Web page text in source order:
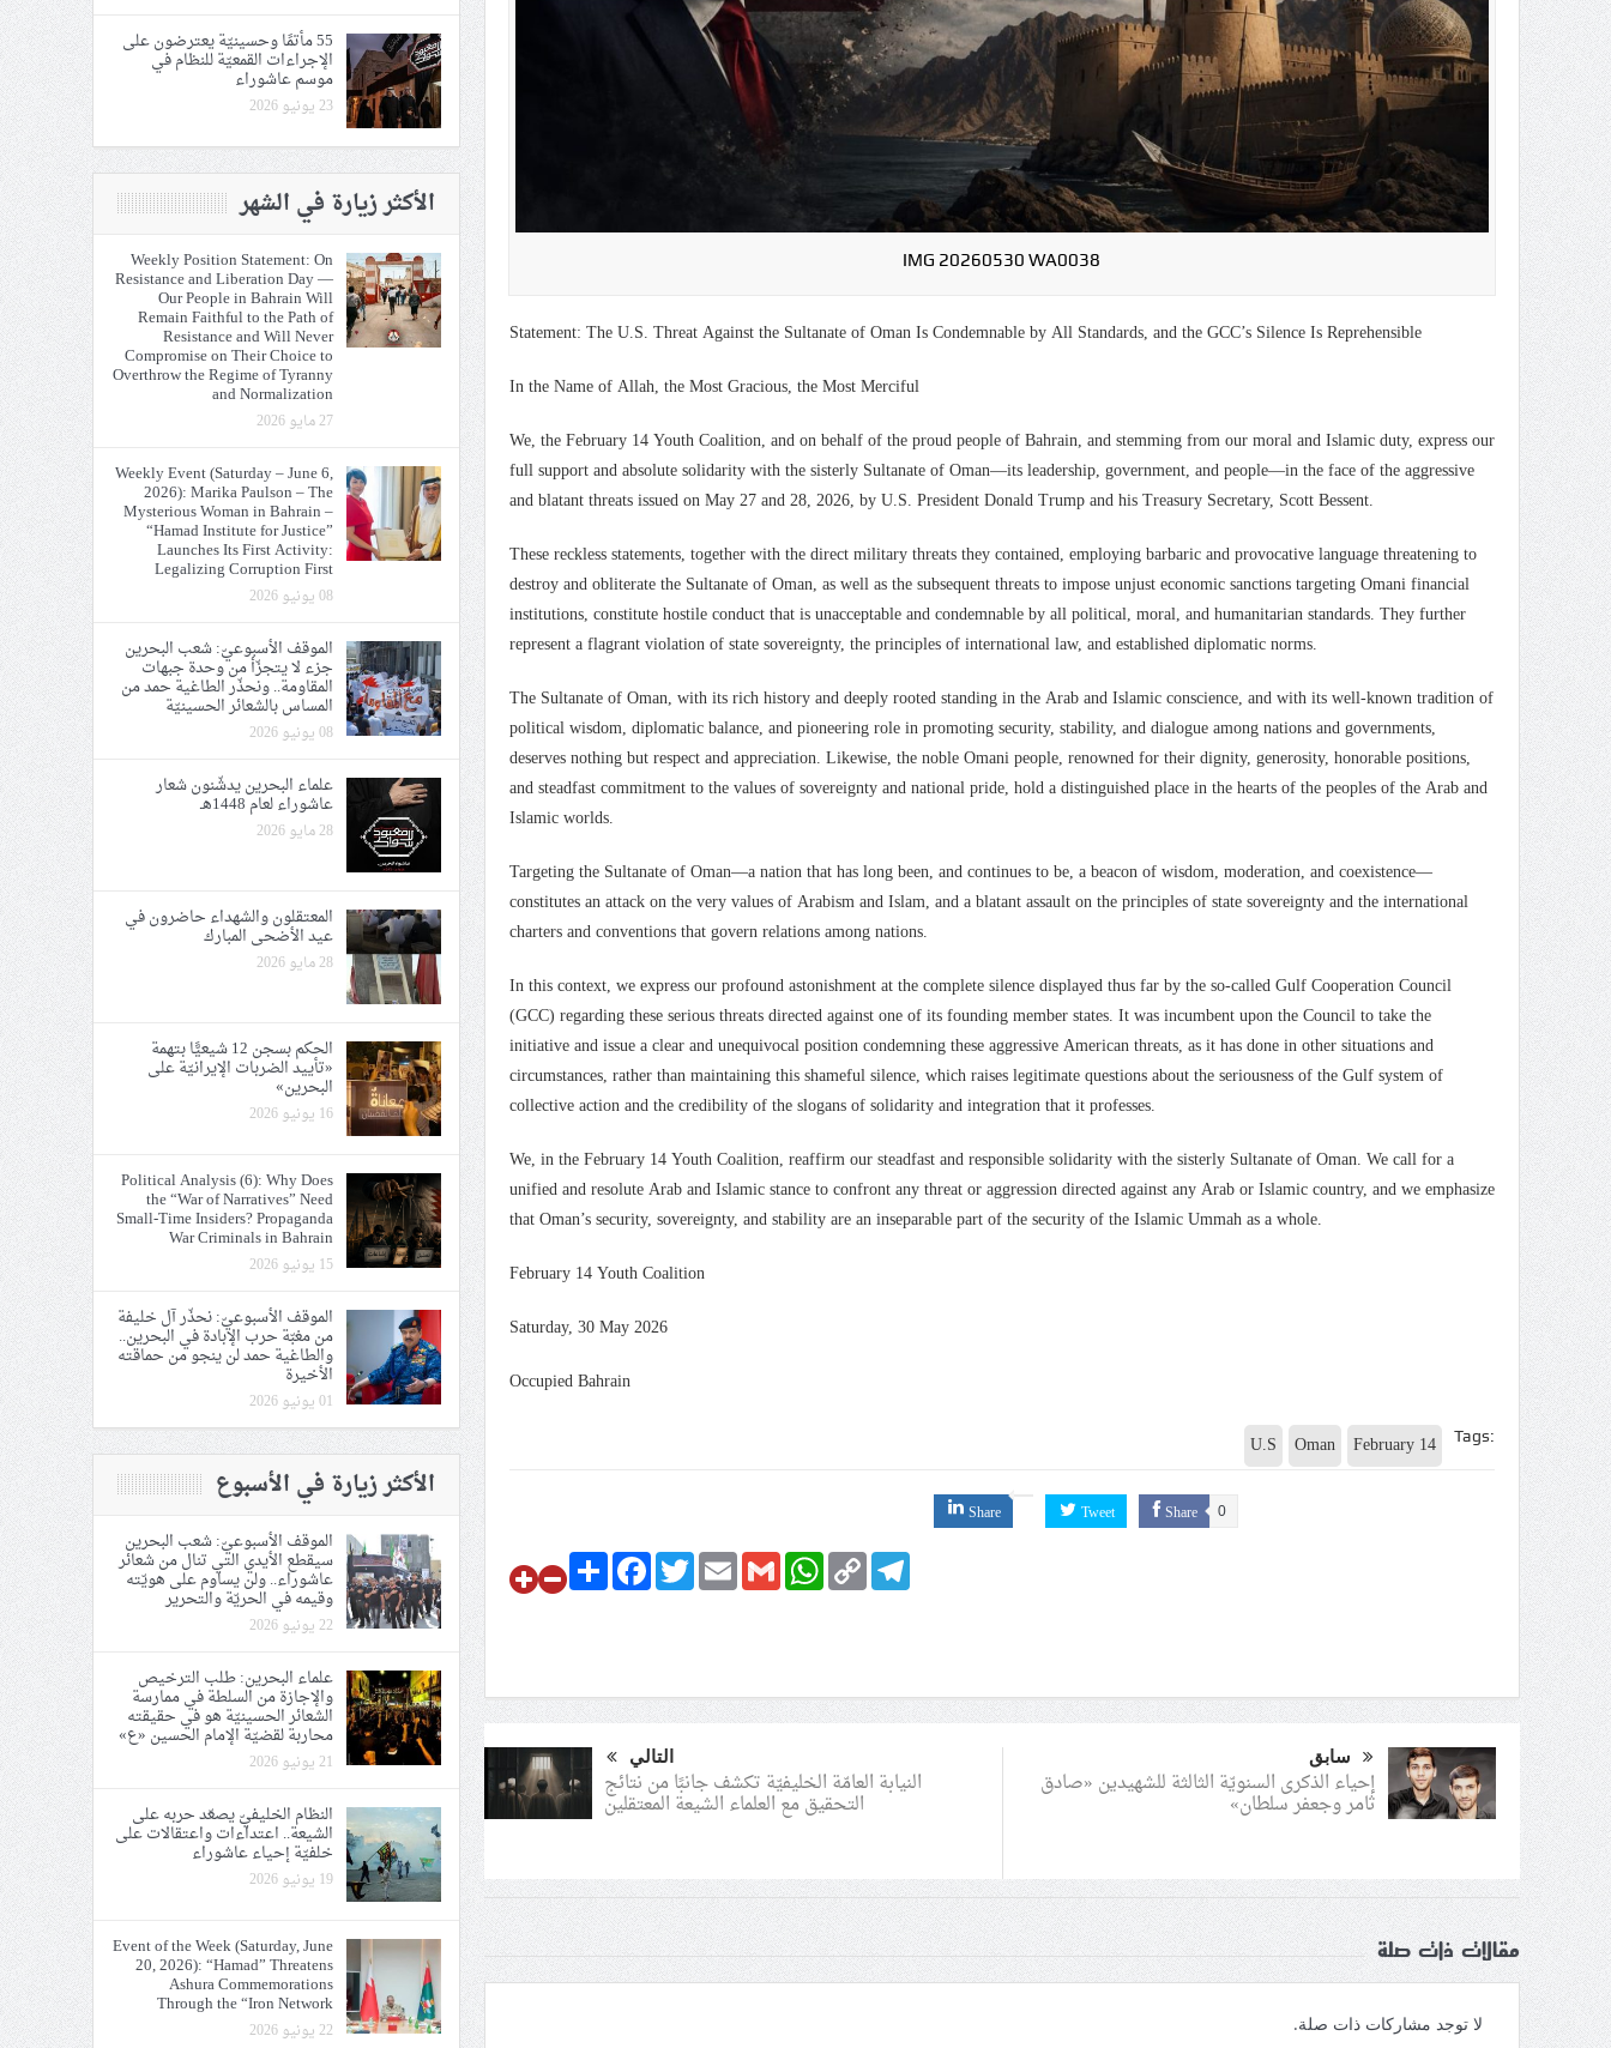
IMG 20260530 WA0038
Statement: The U.S. Threat Against the Sultanate of Oman Is Condemnable by All Standards, and the GCC’s Silence Is Reprehensible
In the Name of Allah, the Most Gracious, the Most Merciful
We, the February 14 Youth Coalition, and on behalf of the proud people of Bahrain, and stemming from our moral and Islamic duty, express our
full support and absolute solidarity with the sisterly Sultanate of Oman—its leadership, government, and people—in the face of the aggressive
and blatant threats issued on May 27 and 28, 2026, by U.S. President Donald Trump and his Treasury Secretary, Scott Bessent.
These reckless statements, together with the direct military threats they contained, employing barbaric and provocative language threatening to
destroy and obliterate the Sultanate of Oman, as well as the subsequent threats to impose unjust economic sanctions targeting Omani financial
institutions, constitute hostile conduct that is unacceptable and condemnable by all political, moral, and humanitarian standards. They further
represent a flagrant violation of state sovereignty, the principles of international law, and established diplomatic norms.
The Sultanate of Oman, with its rich history and deeply rooted standing in the Arab and Islamic conscience, and with its well-known tradition of
political wisdom, diplomatic balance, and pioneering role in promoting security, stability, and dialogue among nations and governments,
deserves nothing but respect and appreciation. Likewise, the noble Omani people, renowned for their dignity, generosity, honorable positions,
and steadfast commitment to the values of sovereignty and national pride, hold a distinguished place in the hearts of the peoples of the Arab and
Islamic worlds.
Targeting the Sultanate of Oman—a nation that has long been, and continues to be, a beacon of wisdom, moderation, and coexistence—
constitutes an attack on the very values of Arabism and Islam, and a blatant assault on the principles of state sovereignty and the international
charters and conventions that govern relations among nations.
In this context, we express our profound astonishment at the complete silence displayed thus far by the so-called Gulf Cooperation Council
(GCC) regarding these serious threats directed against one of its founding member states. It was incumbent upon the Council to take the
initiative and issue a clear and unequivocal position condemning these aggressive American threats, as it has done in other situations and
circumstances, rather than maintaining this shameful silence, which raises legitimate questions about the seriousness of the Gulf system of
collective action and the credibility of the slogans of solidarity and integration that it professes.
We, in the February 14 Youth Coalition, reaffirm our steadfast and responsible solidarity with the sisterly Sultanate of Oman. We call for a
unified and resolute Arab and Islamic stance to confront any threat or aggression directed against any Arab or Islamic country, and we emphasize
that Oman’s security, sovereignty, and stability are an inseparable part of the security of the Islamic Ummah as a whole.
February 14 Youth Coalition
Saturday, 30 May 2026
Occupied Bahrain
Tags:
February 14
Oman
U.S
Share 0
Tweet
Share
ShareFacebookTwitterEmailGmailWhatsApp
Copy
Link
Telegram
سابق
إحياء الذكرى السنويّة الثالثة للشهيدين «صادق
ثامر وجعفر سلطان»
التالي
النيابة العامّة الخليفيّة تكشف جانبًا من نتائج
التحقيق مع العلماء الشيعة المعتقلين
مقالات ذات صلة
لا توجد مشاركات ذات صلة.
55 مأتمًا وحسينيّة يعترضون على
الإجراءات القمعيّة للنظام في
موسم عاشوراء
23 يونيو 2026
الأكثر زيارة في الشهر
Weekly Position Statement: On
Resistance and Liberation Day —
Our People in Bahrain Will
Remain Faithful to the Path of
Resistance and Will Never
Compromise on Their Choice to
Overthrow the Regime of Tyranny
and Normalization
27 مايو 2026
Weekly Event (Saturday – June 6,
2026): Marika Paulson – The
Mysterious Woman in Bahrain –
“Hamad Institute for Justice”
Launches Its First Activity:
Legalizing Corruption First
08 يونيو 2026
الموقف الأسبوعيّ: شعب البحرين
جزء لا يتجزّأ من وحدة جبهات
المقاومة.. ونحذّر الطاغية حمد من
المساس بالشعائر الحسينيّة
08 يونيو 2026
علماء البحرين يدشّنون شعار
عاشوراء لعام 1448هـ
28 مايو 2026
المعتقلون والشهداء حاضرون في
عيد الأضحى المبارك
28 مايو 2026
الحكم بسجن 12 شيعيًّا بتهمة
«تأييد الضربات الإيرانيّة على
البحرين»
16 يونيو 2026
Political Analysis (6): Why Does
the “War of Narratives” Need
Small-Time Insiders? Propaganda
War Criminals in Bahrain
15 يونيو 2026
الموقف الأسبوعيّ: نحذّر آل خليفة
من مغبّة حرب الإبادة في البحرين..
والطاغية حمد لن ينجو من حماقته
الأخيرة
01 يونيو 2026
الأكثر زيارة في الأسبوع
الموقف الأسبوعيّ: شعب البحرين
سيقطع الأيدي التي تنال من شعائر
عاشوراء.. ولن يساوم على هويّته
وقيمه في الحريّة والتحرير
22 يونيو 2026
علماء البحرين: طلب الترخيص
والإجازة من السلطة في ممارسة
الشعائر الحسينيّة هو في حقيقته
محاربة لقضيّة الإمام الحسين «ع»
21 يونيو 2026
النظام الخليفيّ يصعّد حربه على
الشيعة.. اعتداءات واعتقالات على
خلفيّة إحياء عاشوراء
19 يونيو 2026
Event of the Week (Saturday, June
20, 2026): “Hamad” Threatens
Ashura Commemorations
Through the “Iron Network
22 يونيو 2026